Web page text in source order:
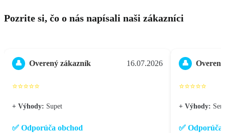
Pozrite si, čo o nás napísali naši zákazníci
👤 Overený zákazník 16.07.2026
⭐⭐⭐⭐⭐
+ Výhody: Supet
✅ Odporúča obchod
👤
⭐⭐⭐⭐⭐
+ Výhody:
✅ Odporúča